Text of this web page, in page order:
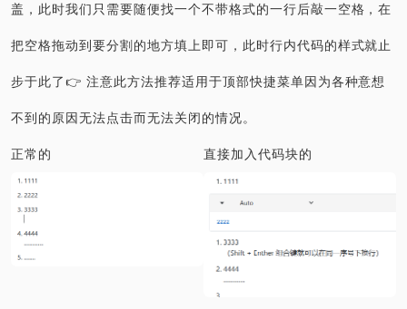
盖，此时我们只需要随便找一个不带格式的一行后敲一空格，在
把空格拖动到要分割的地方填上即可，此时行内代码的样式就止
步于此了👉 注意此方法推荐适用于顶部快捷菜单因为各种意想
不到的原因无法点击而无法关闭的情况。
正常的 直接加入代码块的